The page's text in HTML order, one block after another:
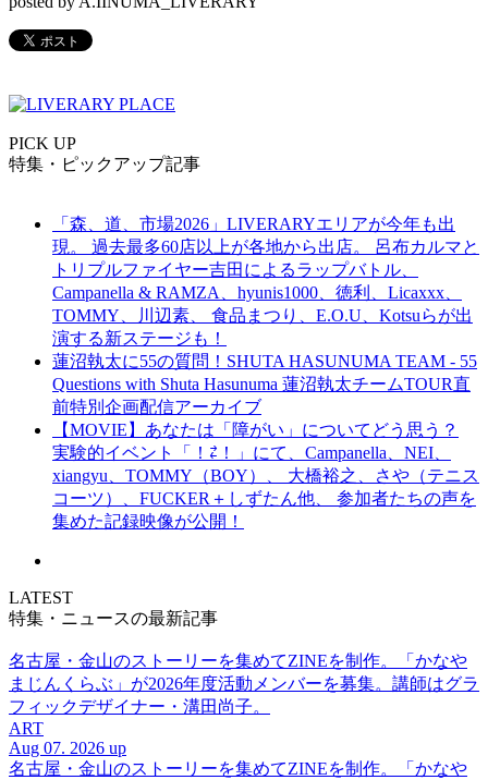
PICK UP
特集・ピックアップ記事
「森、道、市場2026」LIVERARYエリアが今年も出
現。 過去最多60店以上が各地から出店。 呂布カルマと
トリプルファイヤー吉田によるラップバトル、
Campanella & RAMZA、hyunis1000、徳利、Licaxxx、
TOMMY、川辺素、 食品まつり、E.O.U、Kotsuらが出
演する新ステージも！
蓮沼執太に55の質問！SHUTA HASUNUMA TEAM - 55
Questions with Shuta Hasunuma 蓮沼執太チームTOUR直
前特別企画配信アーカイブ
【MOVIE】あなたは「障がい」についてどう思う？
実験的イベント「！⇄！」にて、Campanella、NEI、
xiangyu、TOMMY（BOY）、 大橋裕之、さや（テニス
コーツ）、FUCKER＋しずたん他、 参加者たちの声を
集めた記録映像が公開！
LATEST
特集・ニュースの最新記事
名古屋・金山のストーリーを集めてZINEを制作。「かなや
まじんくらぶ」が2026年度活動メンバーを募集。講師はグラ
フィックデザイナー・溝田尚子。
ART
Aug 07. 2026 up
名古屋・金山のストーリーを集めてZINEを制作。「かなや